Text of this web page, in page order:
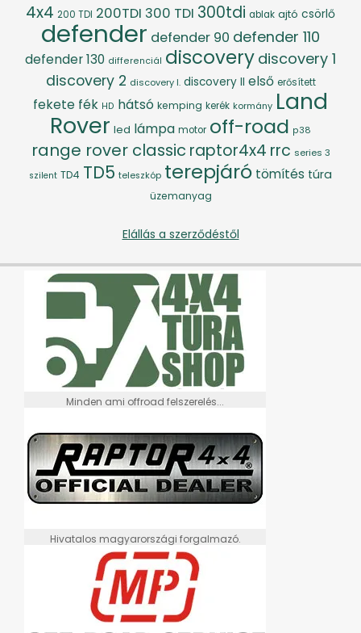
4x4 200 TDI 200TDI 300 TDI 300tdi ablak ajtó csörlő
defender defender 90 defender 110
defender 130 differenciál discovery discovery 1
discovery 2 discovery I. discovery II első erősített
fekete fék HD hátsó kemping kerék kormány Land
Rover led lámpa motor off-road p38
range rover classic raptor4x4 rrc series 3
szilent TD4 TD5 teleszkóp terepjáró tömítés túra
üzemanyag
Elállás a szerződéstől
Minden ami offroad felszerelés...
Hivatalos magyarországi forgalmazó.